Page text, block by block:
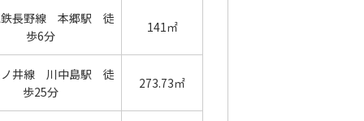
鉄長野線 本郷駅 徒
歩6分
141㎡
ノ井線 川中島駅 徒
歩25分
273.73㎡